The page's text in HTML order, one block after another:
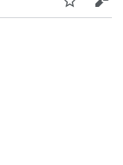
Overvåk Rediger